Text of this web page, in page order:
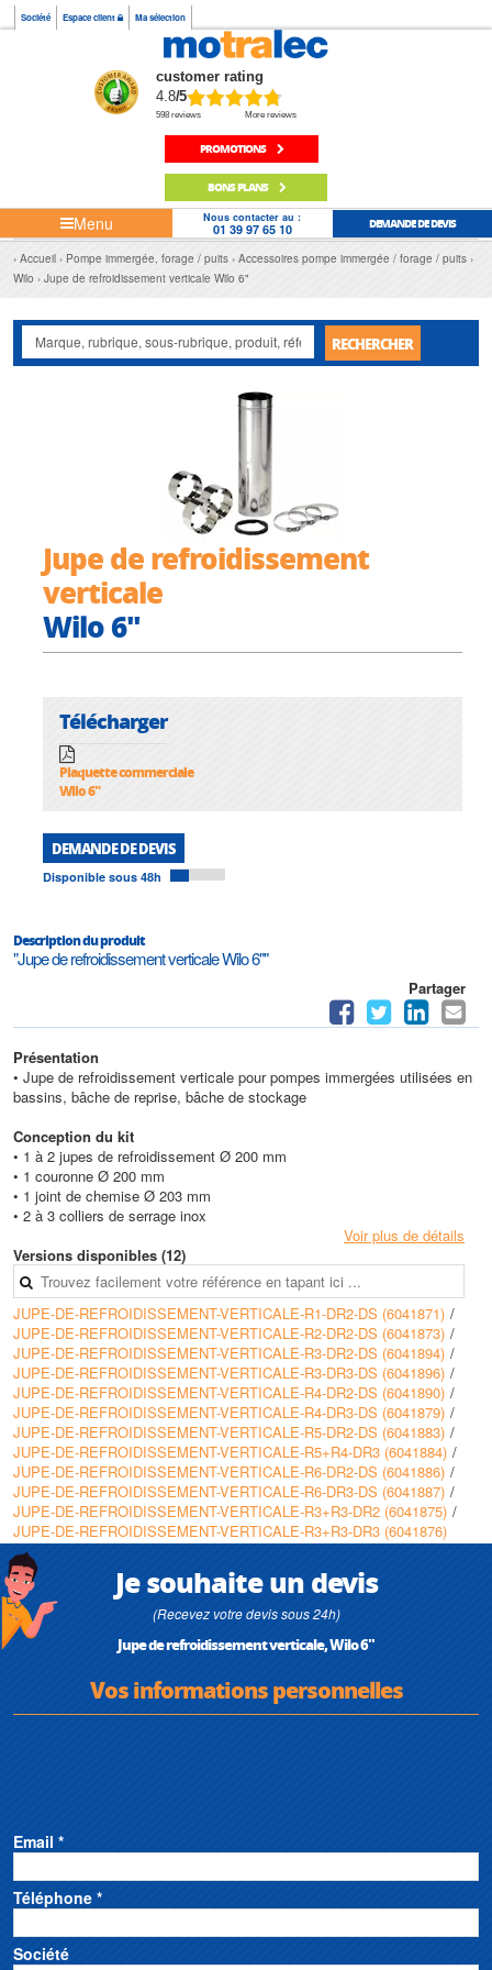
Société Espace client Ma sélection
customer rating
4.8/5
598 reviews More reviews
PROMOTIONS
BONS PLANS
Menu Nous contacter au :
01 39 97 65 10 DEMANDE DE DEVIS
Accueil Pompe immergée, forage / puits
Accessoires pompe immergée / forage / puits
Wilo
Jupe de refroidissement verticale Wilo 6"
RECHERCHER
Jupe de refroidissement
verticale
Wilo 6"
Télécharger
Plaquette commerciale
Wilo 6"
DEMANDE DE DEVIS
Disponible sous 48h
Description du produit
"Jupe de refroidissement verticale Wilo 6""
Partager
Présentation
• Jupe de refroidissement verticale pour pompes immergées utilisées en
bassins, bâche de reprise, bâche de stockage
Conception du kit
• 1 à 2 jupes de refroidissement Ø 200 mm
• 1 couronne Ø 200 mm
• 1 joint de chemise Ø 203 mm
• 2 à 3 colliers de serrage inox
Voir plus de détails
Versions disponibles (12)
JUPE-DE-REFROIDISSEMENT-VERTICALE-R1-DR2-DS (6041871) /
JUPE-DE-REFROIDISSEMENT-VERTICALE-R2-DR2-DS (6041873) /
JUPE-DE-REFROIDISSEMENT-VERTICALE-R3-DR2-DS (6041894) /
JUPE-DE-REFROIDISSEMENT-VERTICALE-R3-DR3-DS (6041896) /
JUPE-DE-REFROIDISSEMENT-VERTICALE-R4-DR2-DS (6041890) /
JUPE-DE-REFROIDISSEMENT-VERTICALE-R4-DR3-DS (6041879) /
JUPE-DE-REFROIDISSEMENT-VERTICALE-R5-DR2-DS (6041883) /
JUPE-DE-REFROIDISSEMENT-VERTICALE-R5+R4-DR3 (6041884) /
JUPE-DE-REFROIDISSEMENT-VERTICALE-R6-DR2-DS (6041886) /
JUPE-DE-REFROIDISSEMENT-VERTICALE-R6-DR3-DS (6041887) /
JUPE-DE-REFROIDISSEMENT-VERTICALE-R3+R3-DR2 (6041875) /
JUPE-DE-REFROIDISSEMENT-VERTICALE-R3+R3-DR3 (6041876)
Je souhaite un devis
(Recevez votre devis sous 24h)
Jupe de refroidissement verticale, Wilo 6"
Vos informations personnelles
Email *
Téléphone *
Société